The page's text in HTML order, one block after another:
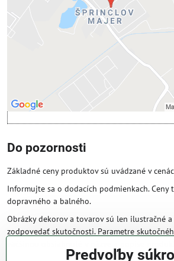
Povoliť tentokrát
Povoliť a zapamätať - súhlas s
cookie: Funkčné
Otvoriť obsah v novom okne
Do pozornosti
Základné ceny produktov sú uvádzané v
Informujte sa o dodacích podmienkach. Ceny
dopravného a balného.
Obrázky dekorov a tovarov sú len ilustračné
zodpovedať skutočnosti. Parametre
Predvoľby